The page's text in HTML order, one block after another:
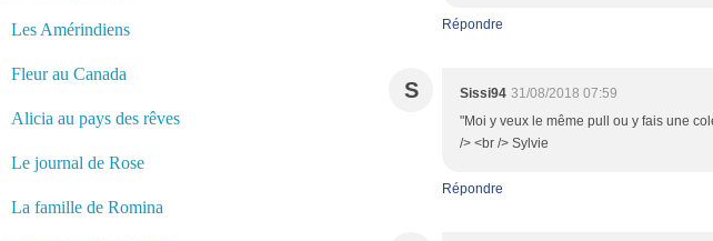
Les Amérindiens
Fleur au Canada
Alicia au pays des rêves
Le journal de Rose
La famille de Romina
Répondre
S Sissi94 31/08/2018 07:59
"Moi y veux le même pull ou y fais une
/> <br /> Sylvie
Répondre